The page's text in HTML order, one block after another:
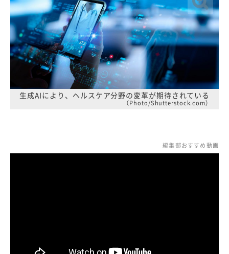
生成AIにより、ヘルスケア分野の変革が期待されている
（Photo/Shutterstock.com）
編集部おすすめ動画